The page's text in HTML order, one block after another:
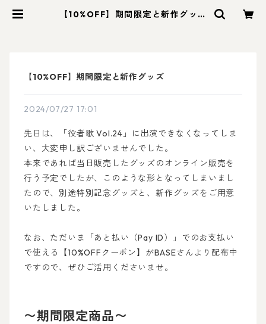
【10%OFF】期間限定と新作グッズ
【10%OFF】期間限定と新作グッズ
2024/07/27 17:01
先日は、「役者歌 Vol.24」に出演できなくなってしま
い、大変申し訳ございませんでした。
本来であれば当日販売したグッズのオンライン販売を
行う予定でしたが、このような形となってしまいまし
たので、別途特別記念グッズと、新作グッズをご用意
いたしました。
なお、ただいま「あと払い（Pay ID）」でのお支払い
で使える【10%OFFクーポン】がBASEさんより配布中
ですので、ぜひご活用くださいませ。
〜期間限定商品〜